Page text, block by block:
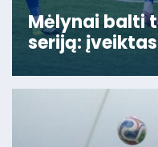
Mėlynai balti
seriją: